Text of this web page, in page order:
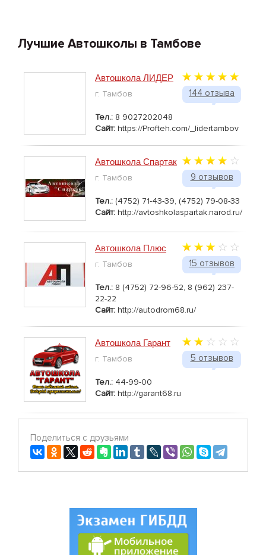
Лучшие Автошколы в Тамбове
144 отзыва
Автошкола ЛИДЕР
г. Тамбов
Тел.: 8 9027202048
Сайт: https://Profteh.com/_lidertambov
9 отзывов
Автошкола Спартак
г. Тамбов
Тел.: (4752) 71-43-39, (4752) 79-08-33
Сайт: http://avtoshkolaspartak.narod.ru/
15 отзывов
Автошкола Плюс
г. Тамбов
Тел.: 8 (4752) 72-96-52, 8 (962) 237-
22-22
Сайт: http://autodrom68.ru/
5 отзывов
Автошкола Гарант
г. Тамбов
Тел.: 44-99-00
Сайт: http://garant68.ru
Поделиться с друзьями